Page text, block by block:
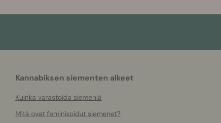
Kannabiksen siementen alkeet
Kuinka varastoida siemeniä
Mitä ovat feminisoidut siemenet?